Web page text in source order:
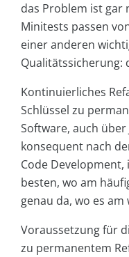
das Problem ist gar
Minitests passen
einer anderen
Qualitätssicherung:
Kontinuierliches
Schlüssel zu
Software, auch über
konsequent nach
Code
besten, wo am
genau da, wo es
Voraussetzung für
zu permanentem